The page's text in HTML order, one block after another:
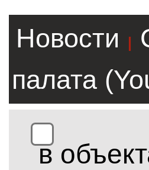
Новости |
палата
в